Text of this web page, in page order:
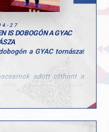
27
IS DOBOGÓN A GYAC
a GYAC tornásza!
adott otthont a
nemzet versenyzői
Kristóf kiemelkedő
korosztályban.